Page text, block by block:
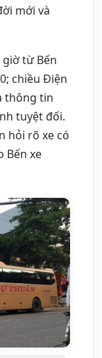
mới và
từ Bến
chiều Điện
thông tin
tuyệt đối.
hỏi rõ xe có
Bến xe